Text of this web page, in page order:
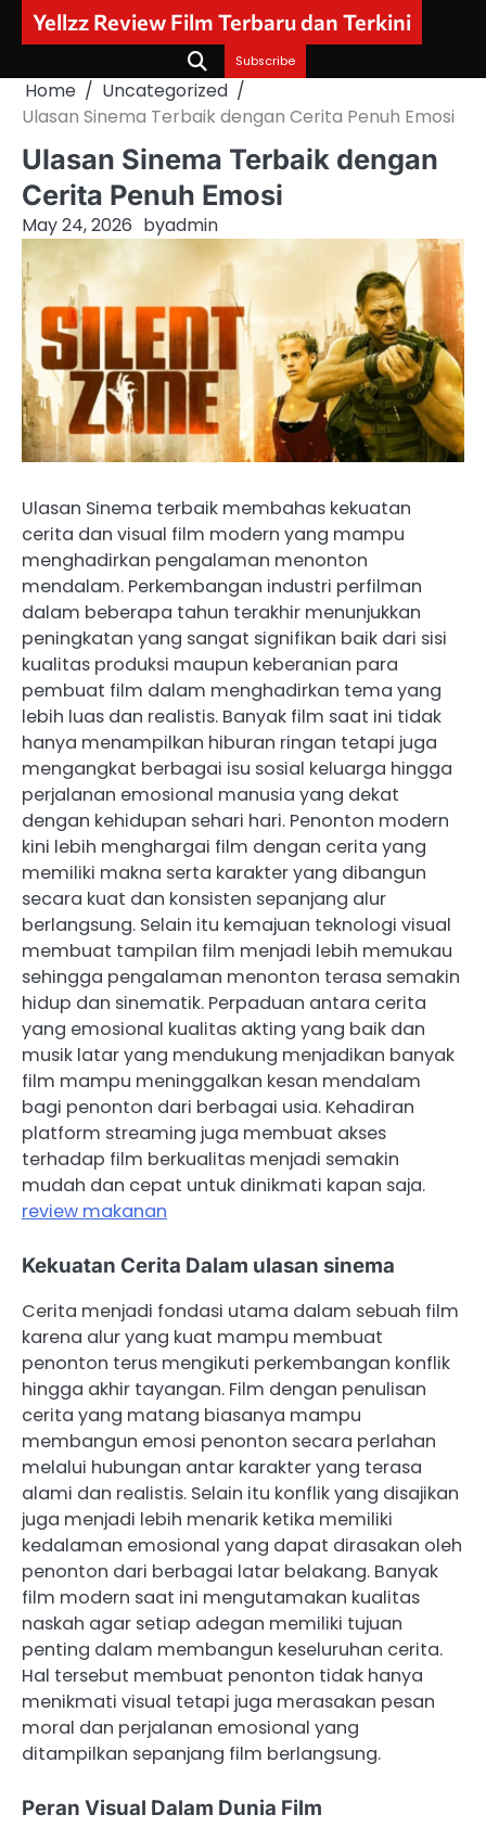
SkipYellzz Review Film Terbaru dan Terkini
Subscribe
Home
Uncategorized
Ulasan Sinema Terbaik dengan Cerita Penuh Emosi
Ulasan Sinema Terbaik dengan
Cerita Penuh Emosi
May 24, 2026 byadmin
Ulasan Sinema terbaik membahas kekuatan
cerita dan visual film modern yang mampu
menghadirkan pengalaman menonton
mendalam. Perkembangan industri perfilman
dalam beberapa tahun terakhir menunjukkan
peningkatan yang sangat signifikan baik dari sisi
kualitas produksi maupun keberanian para
pembuat film dalam menghadirkan tema yang
lebih luas dan realistis. Banyak film saat ini tidak
hanya menampilkan hiburan ringan tetapi juga
mengangkat berbagai isu sosial keluarga hingga
perjalanan emosional manusia yang dekat
dengan kehidupan sehari hari. Penonton modern
kini lebih menghargai film dengan cerita yang
memiliki makna serta karakter yang dibangun
secara kuat dan konsisten sepanjang alur
berlangsung. Selain itu kemajuan teknologi visual
membuat tampilan film menjadi lebih memukau
sehingga pengalaman menonton terasa semakin
hidup dan sinematik. Perpaduan antara cerita
yang emosional kualitas akting yang baik dan
musik latar yang mendukung menjadikan banyak
film mampu meninggalkan kesan mendalam
bagi penonton dari berbagai usia. Kehadiran
platform streaming juga membuat akses
terhadap film berkualitas menjadi semakin
mudah dan cepat untuk dinikmati kapan saja.
review makanan
Kekuatan Cerita Dalam ulasan sinema
Cerita menjadi fondasi utama dalam sebuah film
karena alur yang kuat mampu membuat
penonton terus mengikuti perkembangan konflik
hingga akhir tayangan. Film dengan penulisan
cerita yang matang biasanya mampu
membangun emosi penonton secara perlahan
melalui hubungan antar karakter yang terasa
alami dan realistis. Selain itu konflik yang disajikan
juga menjadi lebih menarik ketika memiliki
kedalaman emosional yang dapat dirasakan oleh
penonton dari berbagai latar belakang. Banyak
film modern saat ini mengutamakan kualitas
naskah agar setiap adegan memiliki tujuan
penting dalam membangun keseluruhan cerita.
Hal tersebut membuat penonton tidak hanya
menikmati visual tetapi juga merasakan pesan
moral dan perjalanan emosional yang
ditampilkan sepanjang film berlangsung.
Peran Visual Dalam Dunia Film